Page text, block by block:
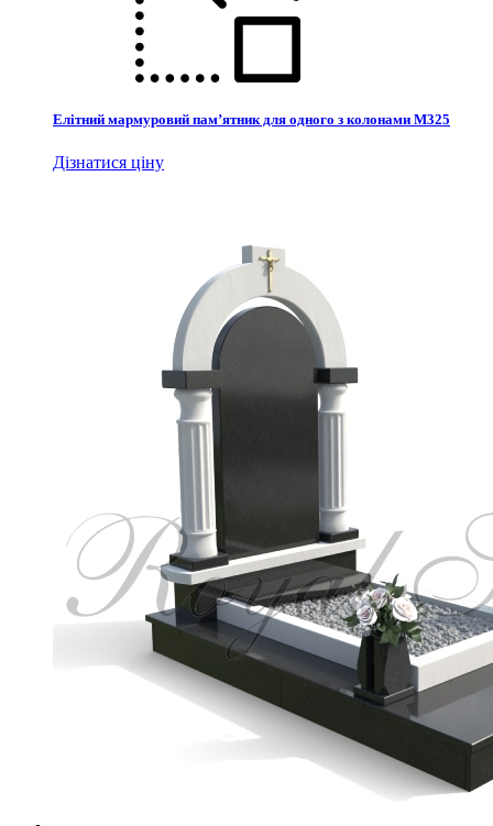
Елітний мармуровий пам’ятник для одного з колонами М325
Дізнатися ціну